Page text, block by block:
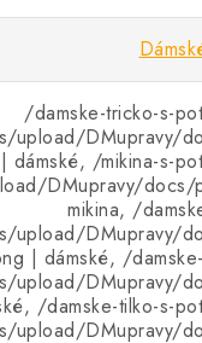
/damske-tricko-s-
upload/DMupravy/
dámské, /mikina-s-
DMupravy/docs/
mikina, /
upload/DMupravy/
| dámské, /
upload/DMupravy/
/damske-tilko-s-
upload/DMupravy/